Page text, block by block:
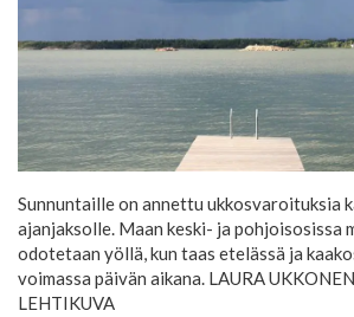
Sunnuntaille on annettu ukkosvaroituksia
ajanjaksolle. Maan keski- ja pohjoisosissa
odotetaan yöllä, kun taas etelässä ja
voimassa päivän aikana. LAURA
LEHTIKUVA